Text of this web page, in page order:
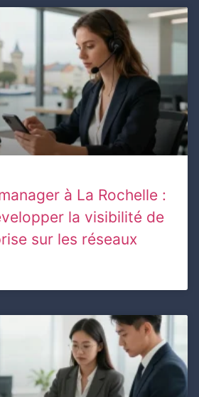
à La Rochelle :
la visibilité de
sur les réseaux